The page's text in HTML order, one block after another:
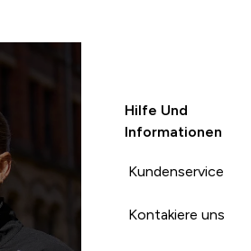
Hilfe Und
Informationen
Kundenservice
Kontakiere uns